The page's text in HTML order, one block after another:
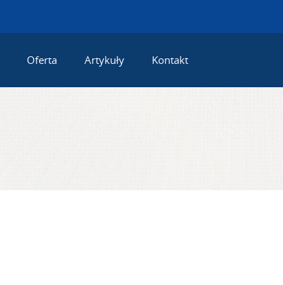
Oferta Artykuły Kontakt